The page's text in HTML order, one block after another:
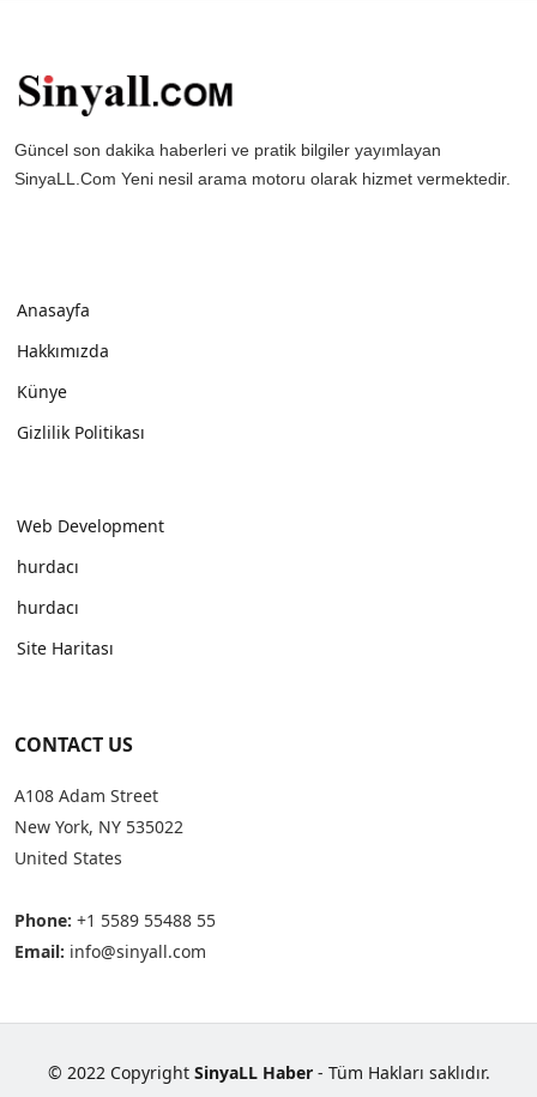
Güncel son dakika haberleri ve pratik bilgiler yayımlayan
SinyaLL.Com Yeni nesil arama motoru olarak hizmet vermektedir.
Anasayfa
Hakkımızda
Künye
Gizlilik Politikası
Web Development
hurdacı
hurdacı
Site Haritası
CONTACT US
A108 Adam Street
New York, NY 535022
United States
Phone: +1 5589 55488 55
Email: info@sinyall.com
© 2022 Copyright SinyaLL Haber- Tüm Hakları saklıdır.